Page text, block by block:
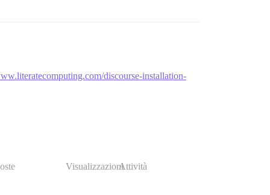
discourse-installation-
VisualizzazioniAttività